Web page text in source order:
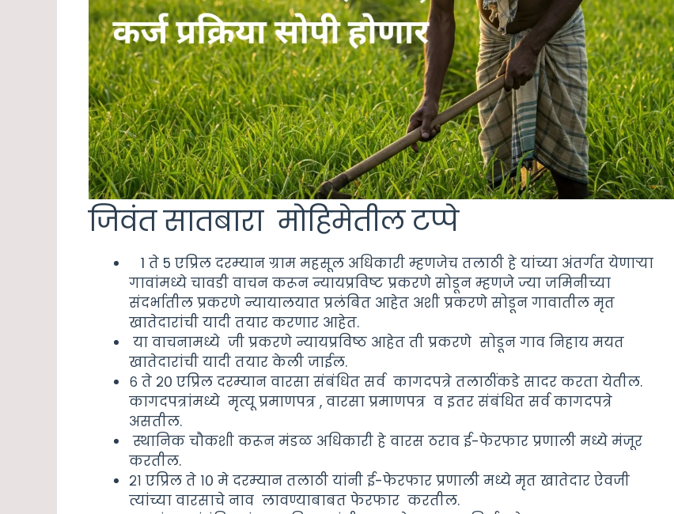
जिवंत सातबारा मोहिमेतील टप्पे
1 ते 5 एप्रिल दरम्यान ग्राम महसूल अधिकारी म्हणजेच तलाठी हे यांच्या अंतर्गत येणाऱ्या
गावांमध्ये चावडी वाचन करून न्यायप्रविष्ट प्रकरणे सोडून म्हणजे ज्या जमिनीच्या
संदर्भातील प्रकरणे न्यायालयात प्रलंबित आहेत अशी प्रकरणे सोडून गावातील मृत
खातेदारांची यादी तयार करणार आहेत.
या वाचनामध्ये जी प्रकरणे न्यायप्रविष्ठ आहेत ती प्रकरणे सोडून गाव निहाय मयत
खातेदारांची यादी तयार केली जाईल.
६ ते २० एप्रिल दरम्यान वारसा संबंधित सर्व कागदपत्रे तलाठींकडे सादर करता येतील.
कागदपत्रांमध्ये मृत्यू प्रमाणपत्र , वारसा प्रमाणपत्र व इतर संबंधित सर्व कागदपत्रे
असतील.
स्थानिक चौकशी करून मंडळ अधिकारी हे वारस ठराव ई-फेरफार प्रणाली मध्ये मंजूर
करतील.
२१ एप्रिल ते १० मे दरम्यान तलाठी यांनी ई-फेरफार प्रणाली मध्ये मृत खातेदार ऐवजी
त्यांच्या वारसाचे नाव लावण्याबाबत फेरफार करतील.